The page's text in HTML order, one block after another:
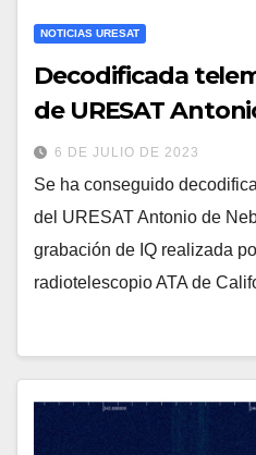
NOTICIAS URESAT
Decodificada
de URESAT
6 DE JULIO DE 2023
Se ha conseguido
del URESAT Antonio de
grabación de IQ realizada
radiotelescopio ATA de